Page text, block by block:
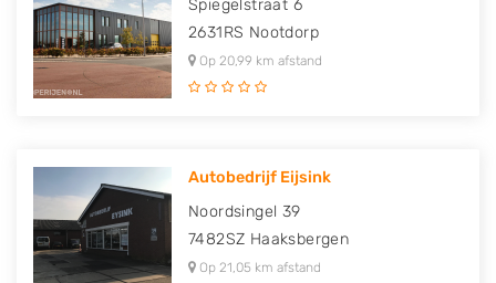
Spiegelstraat 6
2631RS Nootdorp
Op 20,99 km afstand
Autobedrijf Eijsink
Noordsingel 39
7482SZ Haaksbergen
Op 21,05 km afstand